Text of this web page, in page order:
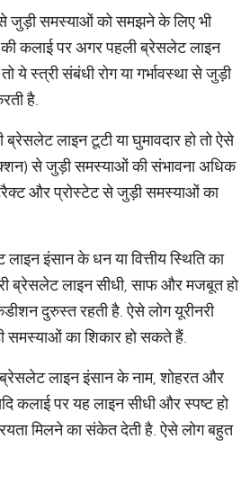
जुड़ी समस्याओं को समझने के लिए भी
की कलाई पर अगर पहली ब्रेसलेट लाइन
ये स्त्री संबंधी रोग या गर्भावस्था से जुड़ी
है.
लाइन टूटी या घुमावदार हो तो ऐसे
से जुड़ी समस्याओं की संभावना अधिक
और प्रोस्टेट से जुड़ी समस्याओं का
इंसान के धन या वित्तीय स्थिति का
ब्रेसलेट लाइन सीधी, साफ और मजबूत हो
दुरुस्त रहती है. ऐसे लोग यूरीनरी
का शिकार हो सकते हैं.
लाइन इंसान के नाम, शोहरत और
कलाई पर यह लाइन सीधी और स्पष्ट हो
मिलने का संकेत देती है. ऐसे लोग बहुत